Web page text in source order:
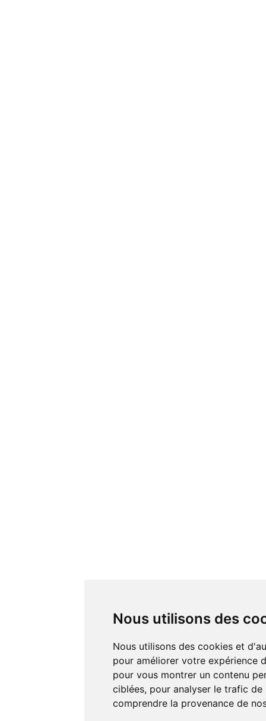
Nous utilisons des
Nous utilisons des cookies et d'autres technologies de suivi
pour améliorer votre expérience
pour vous montrer un contenu
ciblées, pour analyser le trafic
comprendre la provenance de